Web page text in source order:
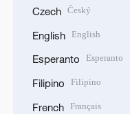
Czech Český
English English
Esperanto Esperanto
Filipino Filipino
French Français